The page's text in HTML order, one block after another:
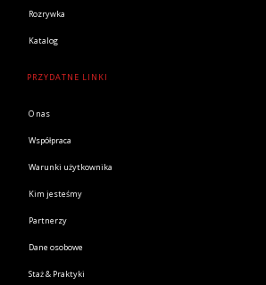
Rozrywka
Katalog
PRZYDATNE LINKI
O nas
Współpraca
Warunki użytkownika
Kim jesteśmy
Partnerzy
Dane osobowe
Staż & Praktyki